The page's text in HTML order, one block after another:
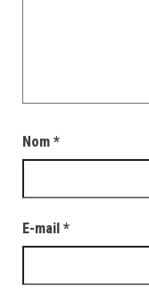
Nom *
E-mail *